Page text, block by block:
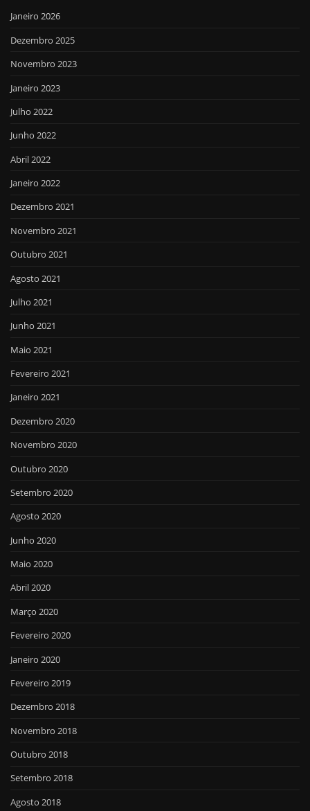
Janeiro 2026
Dezembro 2025
Novembro 2023
Janeiro 2023
Julho 2022
Junho 2022
Abril 2022
Janeiro 2022
Dezembro 2021
Novembro 2021
Outubro 2021
Agosto 2021
Julho 2021
Junho 2021
Maio 2021
Fevereiro 2021
Janeiro 2021
Dezembro 2020
Novembro 2020
Outubro 2020
Setembro 2020
Agosto 2020
Junho 2020
Maio 2020
Abril 2020
Março 2020
Fevereiro 2020
Janeiro 2020
Fevereiro 2019
Dezembro 2018
Novembro 2018
Outubro 2018
Setembro 2018
Agosto 2018